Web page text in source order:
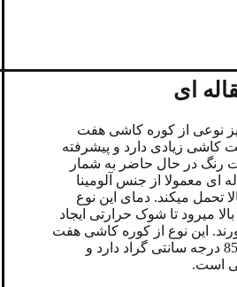
ای
نوعی از کوره کاشی هفت
زیادی دارد و پیشرفته
رنگ در حال حاضر به شمار
ای معمولا از جنس آلومینا
تحمل میکند. دمای این نوع
میرود تا شوک حرارتی ایجاد
این نوع از کوره کاشی هفت
رنگ دمایی حدود 750 تا 850 درجه سانتی گراد دارد و
است.